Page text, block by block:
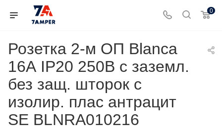
0
Розетка 2-м ОП Blanca
16А IP20 250В с заземл.
без защ. шторок с
изолир. плас антрацит
SE BLNRA010216